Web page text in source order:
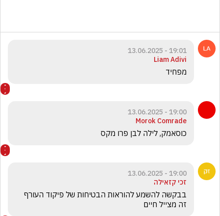
19:01 - 13.06.2025
Liam Adivi
מפחיד
19:00 - 13.06.2025
Morok Comrade
כוסאמק, לילה לבן פרו מקס
19:00 - 13.06.2025
זכי קזאילה
זה מצייל חיים